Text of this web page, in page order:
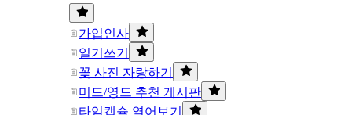
가입인사
일기쓰기
꽃 사진 자랑하기
미드/영드 추천 게시판
타임캡슐 열어보기